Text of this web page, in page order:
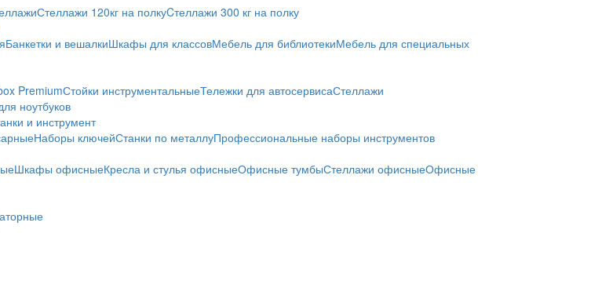
Стеллажи 120кг на полкуCтеллажи 300 кг на полку
Банкетки и вешалкиШкафы для классовМебель для библиотекиМебель для специальных
PremiumСтойки инструментальныеТележки для автосервисаСтеллажи
ноутбуков
и инструмент
Наборы ключейСтанки по металлуПрофессиональные наборы инструментов
Шкафы офисныеКресла и стулья офисныеОфисные тумбыСтеллажи офисныеОфисные